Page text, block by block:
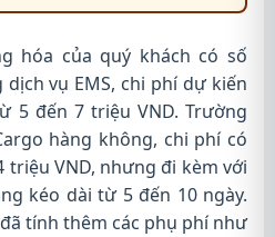
hóa của quý khách có số
vụ EMS, chi phí dự kiến
5 đến 7 triệu VND. Trường
hàng không, chi phí có
triệu VND, nhưng đi kèm với
kéo dài từ 5 đến 10 ngày.
tính thêm các phụ phí như